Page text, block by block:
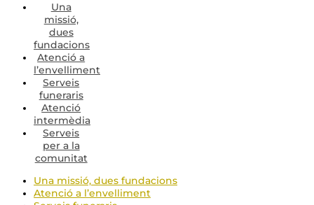
Una
missió,
dues
fundacions
Atenció a
l’envelliment
Serveis
funeraris
Atenció
intermèdia
Serveis
per a la
comunitat
Una missió, dues fundacions
Atenció a l’envelliment